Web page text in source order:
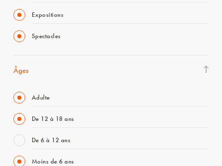
Expositions
Spectacles
Âges
Adulte
De 12 à 18 ans
De 6 à 12 ans
Moins de 6 ans